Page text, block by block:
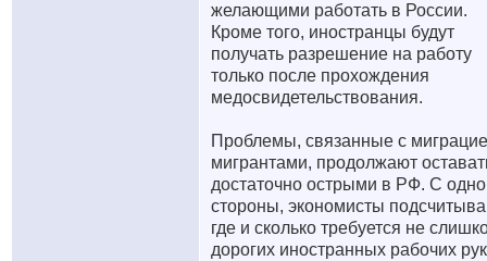
желающими работать в России.
Кроме того, иностранцы будут
получать разрешение на работу
только после прохождения
медосвидетельствования.
Проблемы, связанные с
мигрантами, продолжают
достаточно острыми в РФ. С
стороны, экономисты
где и сколько требуется не
дорогих иностранных рабочих